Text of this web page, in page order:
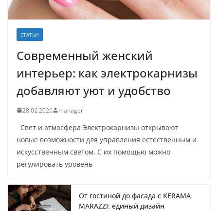
СТАТЬИ
Современный женский
интерьер: как электрокарнизы
добавляют уют и удобство
28.02.2026 manager
Свет и атмосфера Электрокарнизы открывают
новые возможности для управления естественным и
искусственным светом. С их помощью можно
регулировать уровень
От гостиной до фасада с KERAMA
MARAZZI: единый дизайн